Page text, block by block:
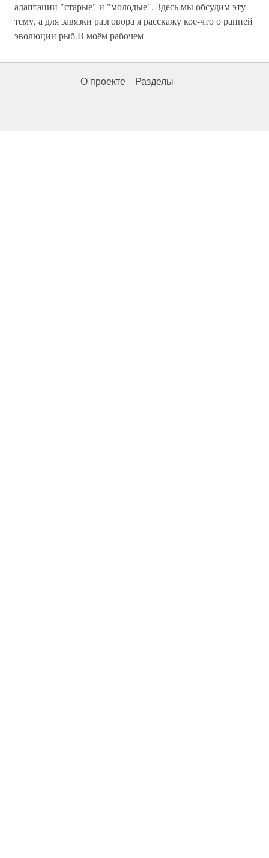
адаптации "старые" и "молодые". Здесь мы обсудим эту
тему, а для завязки разговора я расскажу кое-что о ранней
эволюции рыб.В моём рабочем
О проекте Разделы